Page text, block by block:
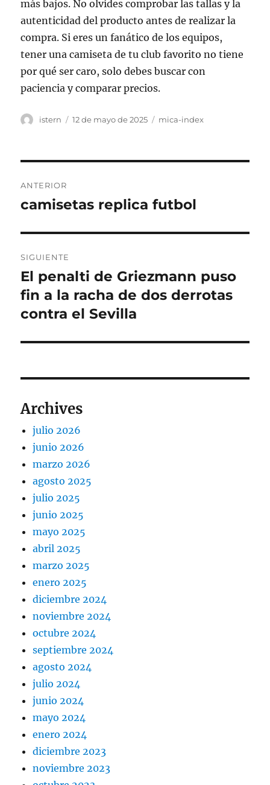
más bajos. No olvides comprobar las tallas y la
autenticidad del producto antes de realizar la
compra. Si eres un fanático de los equipos,
tener una camiseta de tu club favorito no tiene
por qué ser caro, solo debes buscar con
paciencia y comparar precios.
Autor
istern
Publicado
12 de mayo de 2025 Categorías
mica-index
de
ANTERIOR
Entrada
camisetas replica futbol
SIGUIENTE
Entrada
siguiente:
El penalti de Griezmann puso
fin a la racha de dos derrotas
contra el Sevilla
Archives
julio 2026
junio 2026
marzo 2026
agosto 2025
julio 2025
junio 2025
mayo 2025
abril 2025
marzo 2025
enero 2025
diciembre 2024
noviembre 2024
octubre 2024
septiembre 2024
agosto 2024
julio 2024
junio 2024
mayo 2024
enero 2024
diciembre 2023
noviembre 2023